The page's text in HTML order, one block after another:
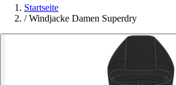
Startseite
/ Windjacke Damen Superdry